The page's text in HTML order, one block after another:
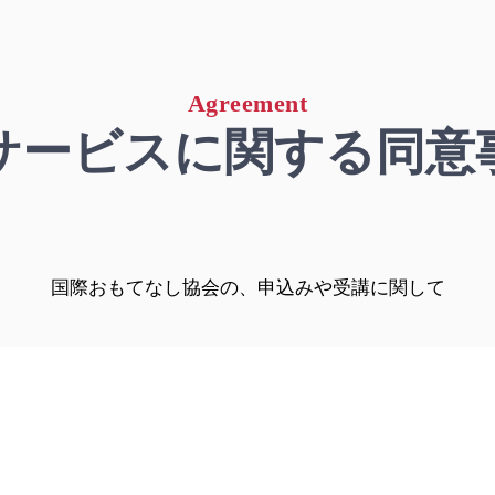
Agreement
ービスに関する同意
国際おもてなし協会の、申込みや受講に関して